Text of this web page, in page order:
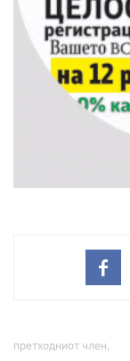
претходниот член,